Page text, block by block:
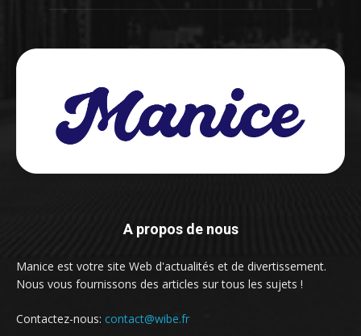
A propos de nous
Manice est votre site Web d'actualités et de divertissement.
Nous vous fournissons des articles sur tous les sujets !
Contactez-nous: contact@wibe.fr